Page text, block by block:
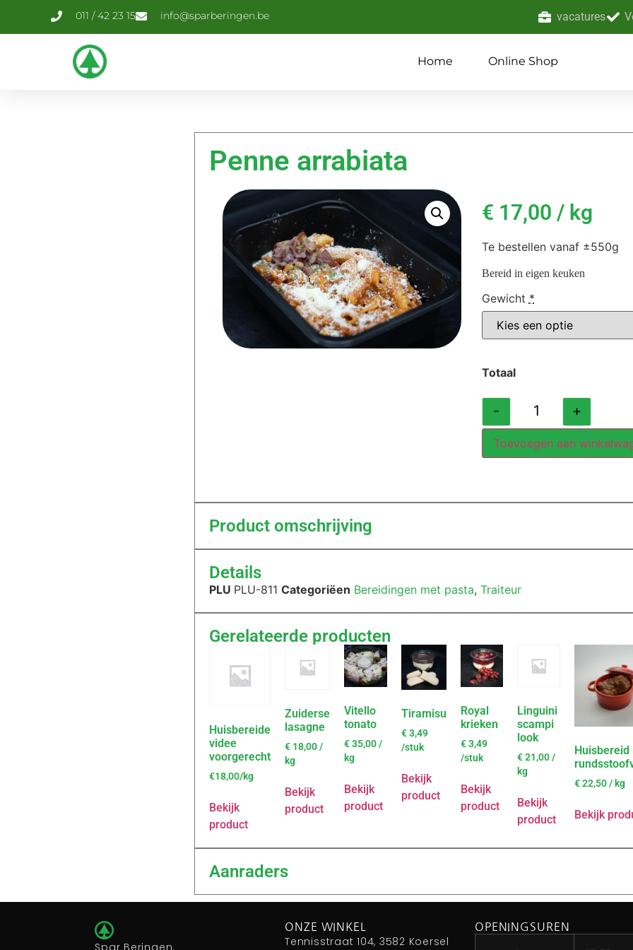
011 / 42 23 15 info@sparberingen.be vacatures
Home Online Shop
Penne arrabiata
€ 17,00 / kg
Te bestellen vanaf ±550g
Bereid in eigen keuken
Gewicht *
Totaal
- +
Toevoegen aan
Product omschrijving
Details
PLU PLU-811 Categoriëen Bereidingen met pasta, Traiteur
Gerelateerde producten
Huisbereide
videe
voorgerecht
€18,00/kg
Bekijk
product
Zuiderse
lasagne
€18,00 /
kg
Bekijk
product
Vitello
tonato
€35,00 /
kg
Bekijk
product
Tiramisu
€3,49
/stuk
Bekijk
product
Royal
krieken
€3,49
/stuk
Bekijk
product
Linguini
scampi
look
€21,00 /
kg
Bekijk
product
Huisbereid
€22,50/ kg
Bekijk
Aanraders
ONZE WINKEL
Tennisstraat 104, 3582 Koersel
OPENINGSUREN